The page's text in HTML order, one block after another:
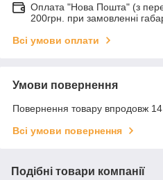
Оплата "Нова Пошта" (з
200грн. при замовленні
Всі умови оплати
Умови повернення
Повернення товару впродовж 14
Всі умови повернення
Подібні товари компанії